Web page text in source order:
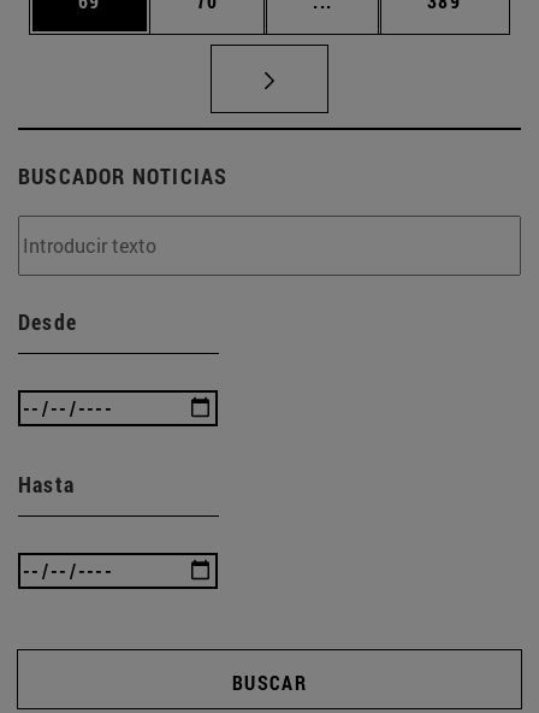
BUSCADOR NOTICIAS
Desde
Hasta
BUSCAR